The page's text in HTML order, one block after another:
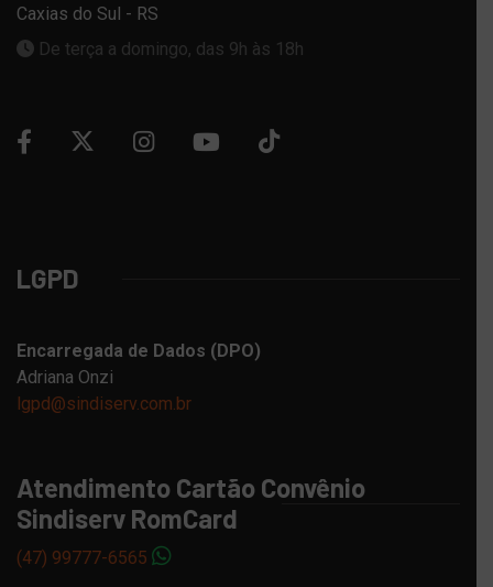
Caxias do Sul - RS
De terça a domingo, das 9h às 18h
LGPD
Encarregada de Dados (DPO)
Adriana Onzi
lgpd@sindiserv.com.br
Atendimento Cartão Convênio
Sindiserv RomCard
(47) 99777-6565